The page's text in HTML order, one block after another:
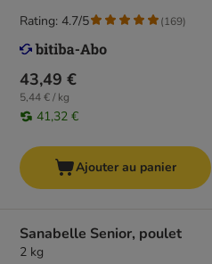
43,49 €
5,44 € / kg
41,32 €
Rating: 4.7/5 (169)
Ajouter au panier
Sanabelle Senior, poulet
2 kg